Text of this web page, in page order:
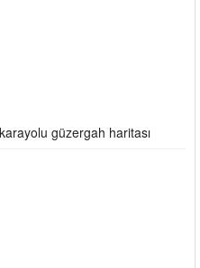
güzergah haritası